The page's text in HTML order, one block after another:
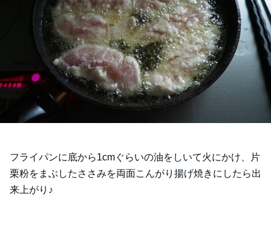
フライパンに底から1cmぐらいの油をしいて火にかけ、片
栗粉をまぶしたささみを両面こんがり揚げ焼きにしたら出
来上がり♪